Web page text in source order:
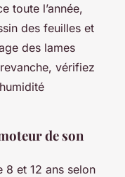
toute l’année,
des feuilles et
des lames
vérifiez
de son
8 et 12 ans selon